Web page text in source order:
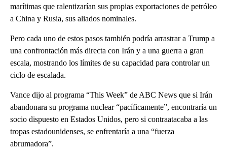
marítimas que ralentizarían sus propias exportaciones de petróleo
a China y Rusia, sus aliados nominales.
Pero cada uno de estos pasos también podría arrastrar a Trump a
una confrontación más directa con Irán y a una guerra a gran
escala, mostrando los límites de su capacidad para controlar un
ciclo de escalada.
Vance dijo al programa “This Week” de ABC News que si Irán
abandonara su programa nuclear “pacíficamente”, encontraría un
socio dispuesto en Estados Unidos, pero si contraatacaba a las
tropas estadounidenses, se enfrentaría a una “fuerza
abrumadora”.